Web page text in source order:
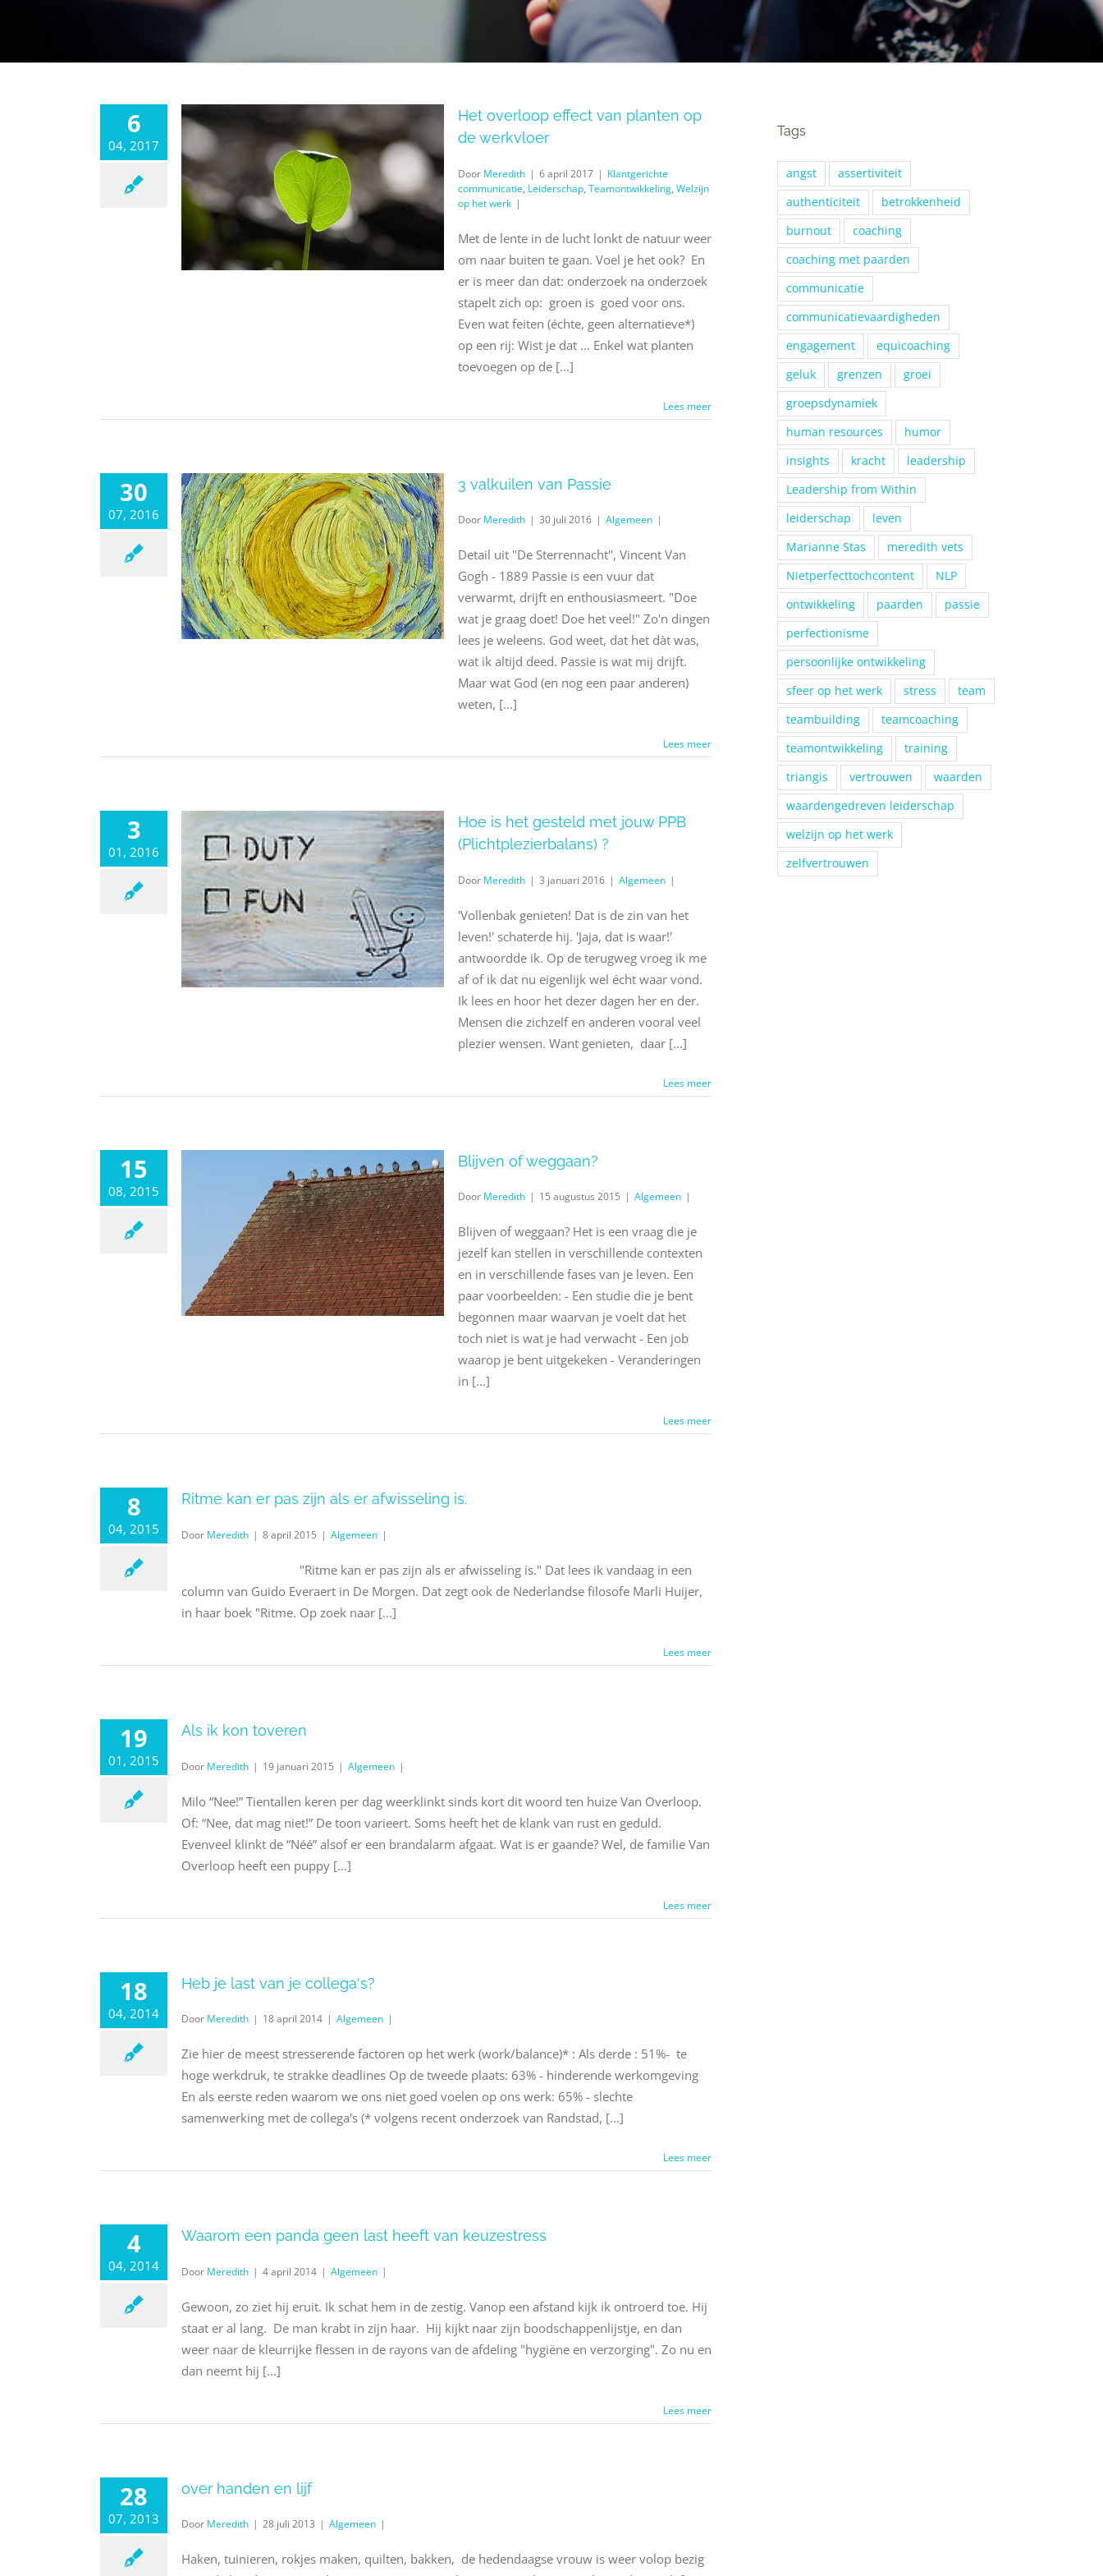
6
04, 2017
Het overloop effect van planten op
de werkvloer
Door Meredith | 6 april 2017 | Klantgerichte
communicatie, Leiderschap, Teamontwikkeling, Welzijn
op het werk |
Met de lente in de lucht lonkt de natuur weer
om naar buiten te gaan. Voel je het ook? En
er is meer dan dat: onderzoek na onderzoek
stapelt zich op: groen is goed voor ons.
Even wat feiten (échte, geen alternatieve*)
op een rij: Wist je dat ... Enkel wat planten
toevoegen op de [...]
Lees meer
30
07, 2016
3 valkuilen van Passie
Door Meredith | 30 juli 2016 | Algemeen |
Detail uit "De Sterrennacht", Vincent Van
Gogh - 1889 Passie is een vuur dat
verwarmt, drijft en enthousiasmeert. "Doe
wat je graag doet! Doe het veel!" Zo'n dingen
lees je weleens. God weet, dat het dàt was,
wat ik altijd deed. Passie is wat mij drijft.
Maar wat God (en nog een paar anderen)
weten, [...]
Lees meer
3
01, 2016
Hoe is het gesteld met jouw PPB
(Plichtplezierbalans) ?
Door Meredith | 3 januari 2016 | Algemeen |
'Vollenbak genieten! Dat is de zin van het
leven!' schaterde hij. 'Jaja, dat is waar!'
antwoordde ik. Op de terugweg vroeg ik me
af of ik dat nu eigenlijk wel écht waar vond.
Ik lees en hoor het dezer dagen her en der.
Mensen die zichzelf en anderen vooral veel
plezier wensen. Want genieten, daar [...]
Lees meer
15
08, 2015
Blijven of weggaan?
Door Meredith | 15 augustus 2015 | Algemeen |
Blijven of weggaan? Het is een vraag die je
jezelf kan stellen in verschillende contexten
en in verschillende fases van je leven. Een
paar voorbeelden: - Een studie die je bent
begonnen maar waarvan je voelt dat het
toch niet is wat je had verwacht - Een job
waarop je bent uitgekeken - Veranderingen
in [...]
Lees meer
8
04, 2015
Ritme kan er pas zijn als er afwisseling is.
Door Meredith | 8 april 2015 | Algemeen |
"Ritme kan er pas zijn als er afwisseling is." Dat lees ik vandaag in een
column van Guido Everaert in De Morgen. Dat zegt ook de Nederlandse filosofe Marli Huijer,
in haar boek "Ritme. Op zoek naar [...]
Lees meer
19
01, 2015
Als ik kon toveren
Door Meredith | 19 januari 2015 | Algemeen |
Milo “Nee!” Tientallen keren per dag weerklinkt sinds kort dit woord ten huize Van Overloop.
Of: “Nee, dat mag niet!” De toon varieert. Soms heeft het de klank van rust en geduld.
Evenveel klinkt de “Néé” alsof er een brandalarm afgaat. Wat is er gaande? Wel, de familie Van
Overloop heeft een puppy [...]
Lees meer
18
04, 2014
Heb je last van je collega's?
Door Meredith | 18 april 2014 | Algemeen |
Zie hier de meest stresserende factoren op het werk (work/balance)* : Als derde : 51%- te
hoge werkdruk, te strakke deadlines Op de tweede plaats: 63% - hinderende werkomgeving
En als eerste reden waarom we ons niet goed voelen op ons werk: 65% - slechte
samenwerking met de collega's (* volgens recent onderzoek van Randstad, [...]
Lees meer
4
04, 2014
Waarom een panda geen last heeft van keuzestress
Door Meredith | 4 april 2014 | Algemeen |
Gewoon, zo ziet hij eruit. Ik schat hem in de zestig. Vanop een afstand kijk ik ontroerd toe. Hij
staat er al lang. De man krabt in zijn haar. Hij kijkt naar zijn boodschappenlijstje, en dan
weer naar de kleurrijke flessen in de rayons van de afdeling "hygiëne en verzorging". Zo nu en
dan neemt hij [...]
Lees meer
28
07, 2013
over handen en lijf
Door Meredith | 28 juli 2013 | Algemeen |
Haken, tuinieren, rokjes maken, quilten, bakken, de hedendaagse vrouw is weer volop bezig
Tags
angst
assertiviteit
authenticiteit
betrokkenheid
burnout
coaching
coaching met paarden
communicatie
communicatievaardigheden
engagement
equicoaching
geluk
grenzen
groei
groepsdynamiek
human resources
humor
insights
kracht
leadership
Leadership from Within
leiderschap
leven
Marianne Stas
meredith vets
Nietperfecttochcontent
NLP
ontwikkeling
paarden
passie
perfectionisme
persoonlijke ontwikkeling
sfeer op het werk
stress
team
teambuilding
teamcoaching
teamontwikkeling
training
triangis
vertrouwen
waarden
waardengedreven leiderschap
welzijn op het werk
zelfvertrouwen